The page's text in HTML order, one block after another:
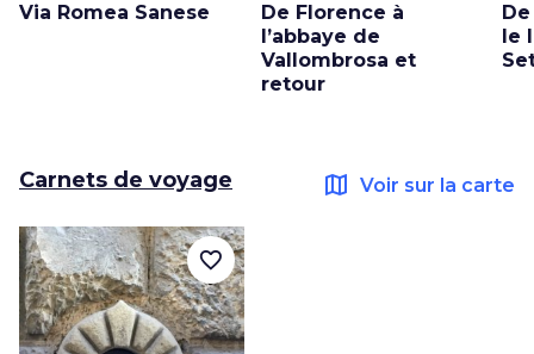
Via Romea Sanese
De Florence à
l’abbaye de
Vallombrosa et
retour
le
Carnets de voyage map Voir sur la carte
favorite_border